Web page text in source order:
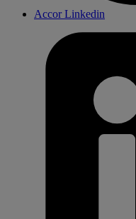
Accor Linkedin